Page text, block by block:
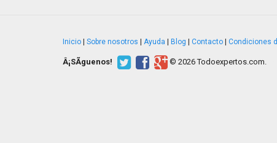
Inicio Sobre nosotros Ayuda Blog Contacto Condiciones
Â¡SÃ­guenos! © 2026 Todoexpertos.com.